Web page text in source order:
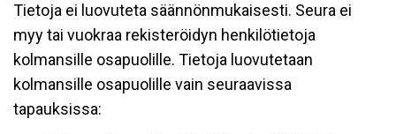
Tietoja ei luovuteta säännönmukaisesti. Seura ei
myy tai vuokraa rekisteröidyn henkilötietoja
kolmansille osapuolille. Tietoja luovutetaan
kolmansille osapuolille vain seuraavissa
tapauksissa: